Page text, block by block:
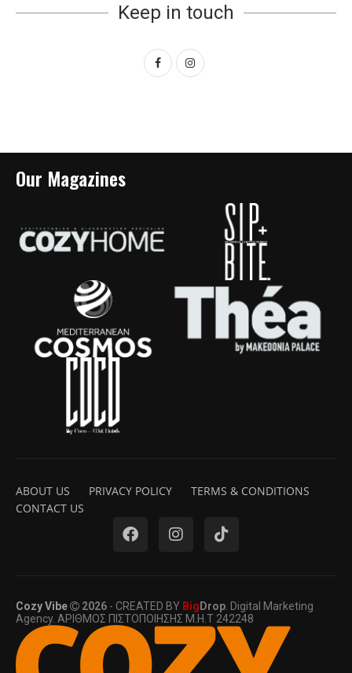
Keep in touch
Our Magazines
ABOUT US PRIVACY POLICY
TERMS & CONDITIONS
CONTACT US
Cozy Vibe 2026 - CREATED BY Big Drop. Digital Marketing
Agency. ΑΡΙΘΜΟΣ ΠΙΣΤΟΠΟΙΗΣΗΣ Μ.Η.Τ 242248